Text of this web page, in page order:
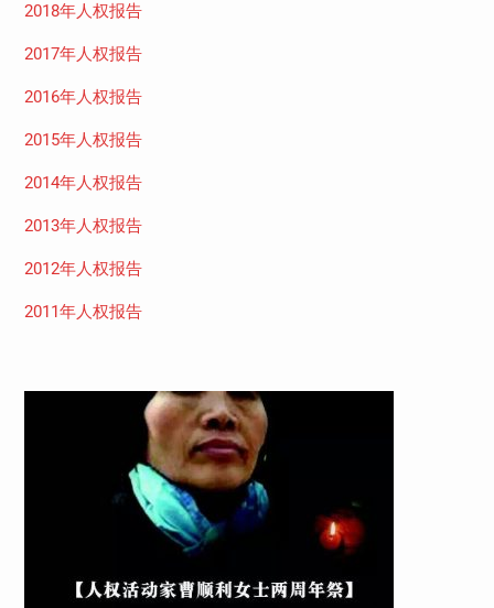
2018年人权报告
2017年人权报告
2016年人权报告
2015年人权报告
2014年人权报告
2013年人权报告
2012年人权报告
2011年人权报告